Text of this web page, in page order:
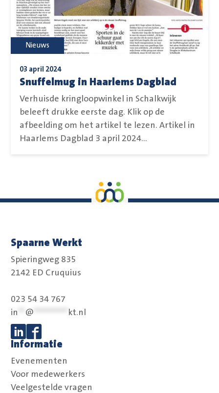
Snuffelmug in Haarlems Dagblad
03 april 2024
Verhuisde kringloopwinkel in Schalkwijk
beleeft drukke eerste dag. Klik op de
afbeelding om het artikel te lezen. Artikel in
Haarlems Dagblad 3 april 2024...
Nieuws
Spaarne Werkt
Spieringweg 835
2142 ED Cruquius
023 54 34 767
in
@ kt.nl
Volg ons op Linkedin
Volg ons op Facebook
Informatie
Evenementen
Voor medewerkers
Veelgestelde vragen